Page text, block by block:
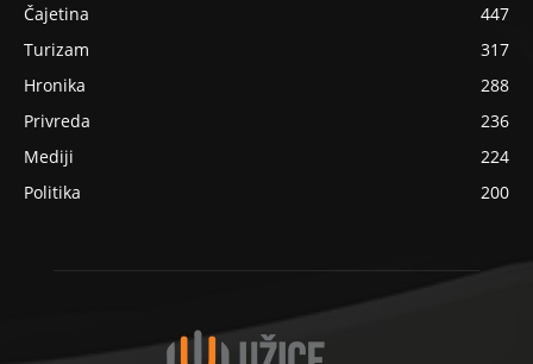
Čajetina
447
Turizam
317
Hronika
288
Privreda
236
Mediji
224
Politika
200